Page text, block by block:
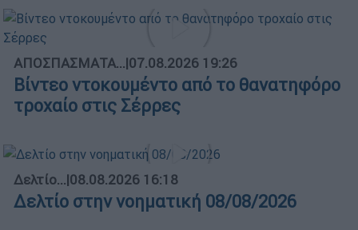
ΑΠΟΣΠΑΣΜΑΤΑ...|07.08.2026 19:26
Βίντεο ντοκουμέντο από το θανατηφόρο
τροχαίο στις Σέρρες
Δελτίο...|08.08.2026 16:18
Δελτίο στην νοηματική 08/08/2026